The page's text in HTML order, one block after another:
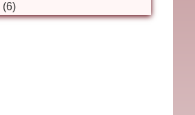
(6)